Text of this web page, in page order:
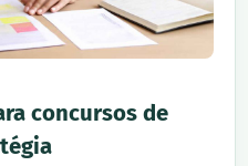
concursos de